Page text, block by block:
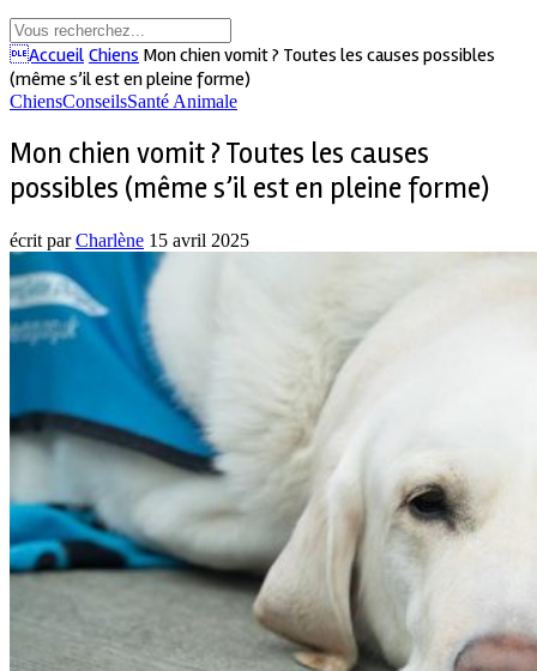
Accueil Chiens Mon chien vomit ? Toutes les causes possibles
(même s’il est en pleine forme)
ChiensConseilsSanté Animale
Mon chien vomit ? Toutes les causes
possibles (même s’il est en pleine forme)
écrit parCharlène 15 avril 2025